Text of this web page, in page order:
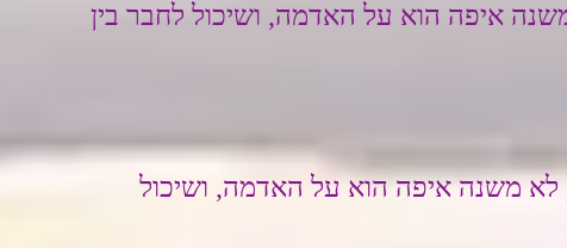
איפה הוא על האדמה, ושיכול לחבר בין
לא משנה איפה הוא על האדמה, ושיכול